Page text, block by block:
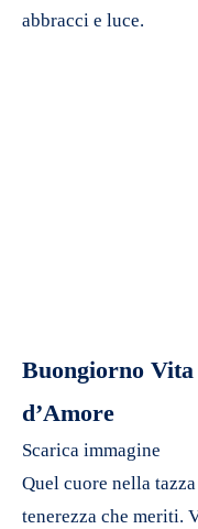
abbracci e luce.
Buongiorno
d’Amore
Scarica immagine
Quel cuore nella
tenerezza che meriti.